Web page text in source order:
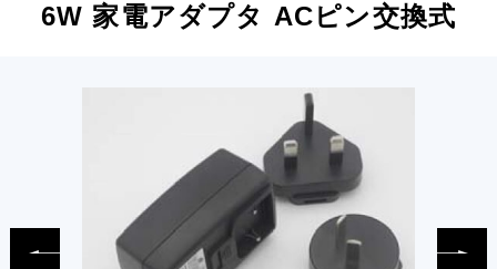
6W 家電アダプタ ACピン交換式